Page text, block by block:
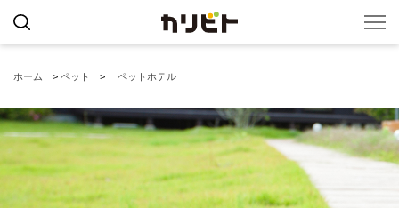
ホーム > ペット > ペットホテル